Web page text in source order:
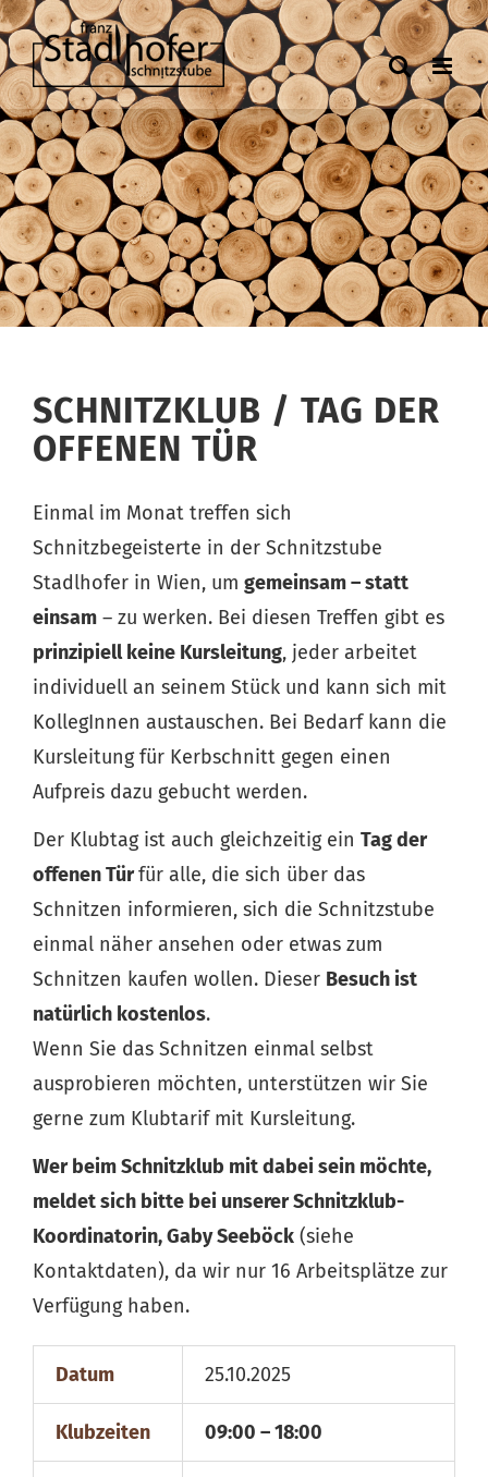
Zum
Inhalt
springen
SCHNITZKLUB / TAG DER
OFFENEN TÜR
Einmal im Monat treffen sich
Schnitzbegeisterte in der Schnitzstube
Stadlhofer in Wien, um gemeinsam – statt
einsam – zu werken. Bei diesen Treffen gibt es
prinzipiell keine Kursleitung, jeder arbeitet
individuell an seinem Stück und kann sich mit
KollegInnen austauschen. Bei Bedarf kann die
Kursleitung für Kerbschnitt gegen einen
Aufpreis dazu gebucht werden.
Der Klubtag ist auch gleichzeitig ein Tag der
offenen Türfür alle, die sich über das
Schnitzen informieren, sich die Schnitzstube
einmal näher ansehen oder etwas zum
Schnitzen kaufen wollen. Dieser Besuch ist
natürlich kostenlos.
Wenn Sie das Schnitzen einmal selbst
ausprobieren möchten, unterstützen wir Sie
gerne zum Klubtarif mit Kursleitung.
Wer beim Schnitzklub mit dabei sein möchte,
meldet sich bitte bei unserer Schnitzklub-
Koordinatorin, Gaby Seeböck (siehe
Kontaktdaten), da wir nur 16 Arbeitsplätze zur
Verfügung haben.
Datum 25.10.2025
Klubzeiten 09:00 – 18:00